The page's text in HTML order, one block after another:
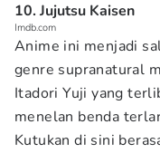
10. Jujutsu Kaisen
Imdb.com
Anime ini menjadi
genre supranatural
Itadori Yuji yang
menelan benda
Kutukan di sini